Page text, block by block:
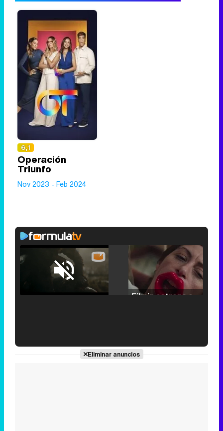
6,1
Operación
Triunfo
Nov 2023 - Feb 2024
Unmute /
'120 Minutos' celebra sus 2.000 programas en Telemadrid con un vídeo del día a día en la redacción
Eliminar anuncios